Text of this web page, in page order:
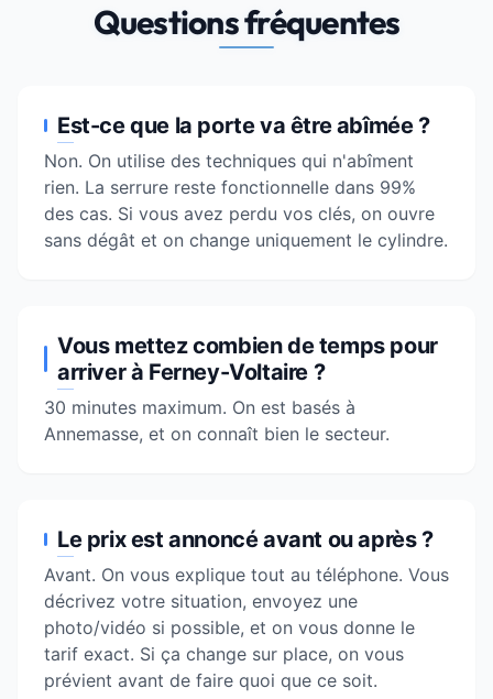
Questions fréquentes
Est-ce que la porte va être abîmée ?
Non. On utilise des techniques qui n'abîment
rien. La serrure reste fonctionnelle dans 99%
des cas. Si vous avez perdu vos clés, on ouvre
sans dégât et on change uniquement le cylindre.
Vous mettez combien de temps pour
arriver à Ferney-Voltaire ?
30 minutes maximum. On est basés à
Annemasse, et on connaît bien le secteur.
Le prix est annoncé avant ou après ?
Avant. On vous explique tout au téléphone. Vous
décrivez votre situation, envoyez une
photo/vidéo si possible, et on vous donne le
tarif exact. Si ça change sur place, on vous
prévient avant de faire quoi que ce soit.